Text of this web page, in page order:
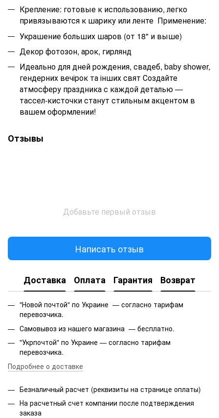
Крепление: готовые к использованию, легко
привязываются к шарику или ленте Применение:
Украшение больших шаров (от 18" и выше)
Декор фотозон, арок, гирлянд
Идеально для дней рождения, свадеб, baby shower,
гендерних вечірок та інших свят Создайте
атмосферу праздника с каждой деталью —
тассел-кисточки станут стильным акцентом в
вашем оформлении!
Отзывы
Добавьте первый отзыв
Написать отзыв
Доставка Оплата Гарантия Возврат
"Новой почтой" по Украине — согласно тарифам
перевозчика.
Самовывоз из нашего магазина — бесплатно.
"Укрпочтой" по Украине — согласно тарифам
перевозчика.
Подробнее о доставке
Безналичный расчет (реквизиты на странице оплаты)
На расчетный счет компании после подтверждения
заказа